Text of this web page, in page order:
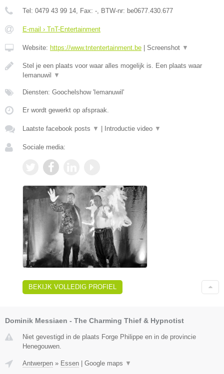
Tel: 0479 43 99 14, Fax: -, BTW-nr: be0677.430.677
E-mail › TnT-Entertainment
Website: https://www.tntentertainment.be Screenshot ▼
Stel je een plaats voor waar alles mogelijk is. Een plaats waar
Iemanuwil
▼
Diensten: Goochelshow 'Iemanuwil'
Er wordt gewerkt op afspraak.
Laatste facebook posts ▼ Introductie video ▼
Sociale media:
BEKIJK VOLLEDIG PROFIEL
Dominik Messiaen - The Charming Thief & Hypnotist
Niet gevestigd in de plaats Forge Philippe en in de provincie
Henegouwen.
Antwerpen » Essen Google maps ▼